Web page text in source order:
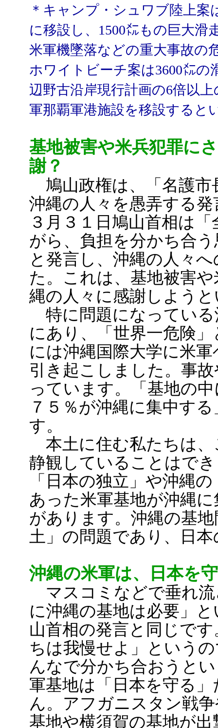
＊キャンプ・シュワブ陸上案
に移設し、1500㍍もの巨大滑
米軍機墜落などの重大事故の
ホワイトビーチ案は3600㍍の
辺野古沿岸現行計画の6倍以
軍那覇軍港施設を移設すると
基地被害や米兵犯罪に
謝？
鳩山政権は、「名護市
沖縄の人々を愚弄する
３月３１日鳩山首相は
がら、負担を分かち合
と発言し、沖縄の人々
た。これは、基地被害
縄の人々に感謝しよう
特に問題になっている
にあり、「世界一危険
には沖縄国際大学に米
引き起こしました。事
っています。「基地の
７５％が沖縄に集中す
す。
本土に住む私たちは、
静観していることはで
「日本の独立」や沖縄
あった米軍基地が沖縄
があります。沖縄の基
土」の問題であり、日
沖縄の米軍は、日本を
マスコミなどで垂れ流
に沖縄の基地は必要」
山首相の発言と同じで
ちは我慢せよ」という
んなで分かち合おうと
軍基地は「日本を守る
ん。アフガニスタン戦
基地や横須賀の基地が